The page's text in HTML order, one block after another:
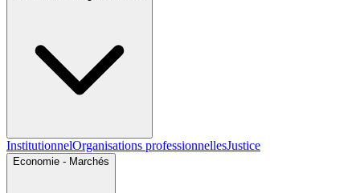
InstitutionnelOrganisations professionnellesJustice
Economie - Marchés